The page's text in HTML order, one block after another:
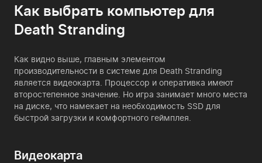
Как выбрать компьютер для
Death Stranding
Как видно выше, главным элементом
производительности в системе для Death Stranding
является видеокарта. Процессор и оперативка имеют
второстепенное значение. Но игра занимает много места
на диске, что намекает на необходимость SSD для
быстрой загрузки и комфортного геймплея.
Видеокарта